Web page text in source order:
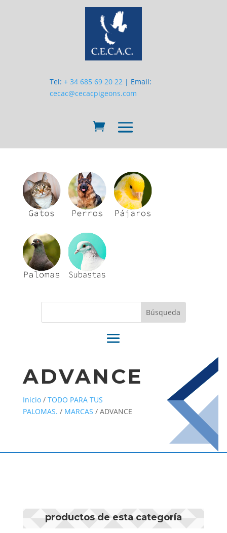
Tel: + 34 685 69 20 22 | Email:
cecac@cecacpigeons.com
ADVANCE
Inicio/ TODO PARA TUS
PALOMAS. / MARCAS / ADVANCE
productos de esta categoría